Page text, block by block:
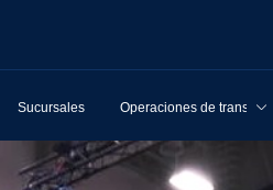
Sucursales Operaciones de transporte